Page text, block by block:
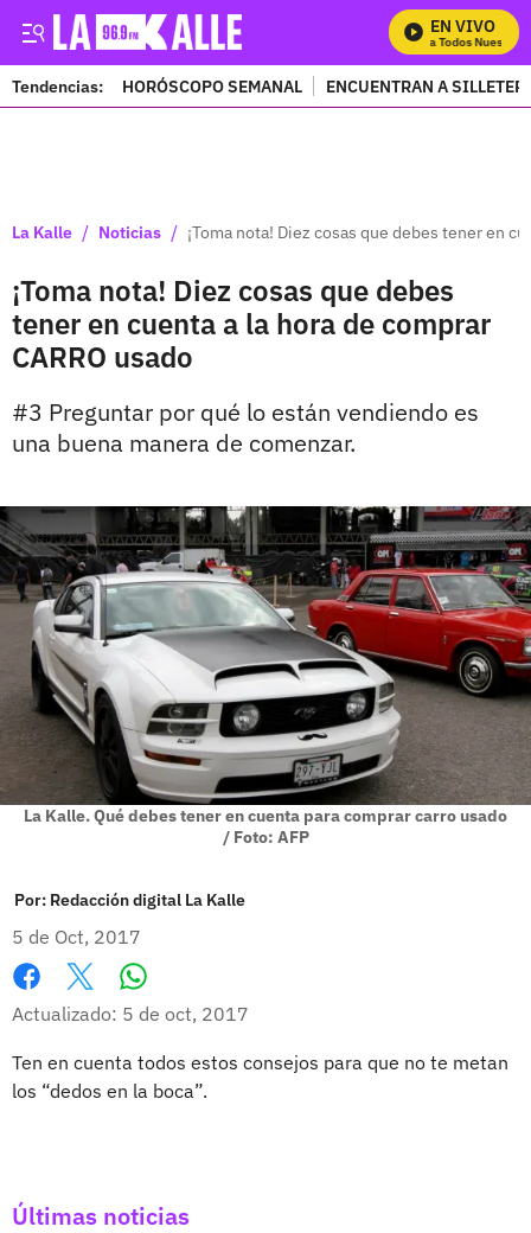
EN VIVO
Mira Todos Nuestros
Tendencias: HORÓSCOPO SEMANAL ENCUENTRAN A
La Kalle / Noticias / ¡Toma nota! Diez cosas que debes tener en
¡Toma nota! Diez cosas que debes
tener en cuenta a la hora de comprar
CARRO usado
#3 Preguntar por qué lo están vendiendo es
una buena manera de comenzar.
La Kalle. Qué debes tener en cuenta para comprar carro usado
/ Foto: AFP
Por: Redacción digital La Kalle
5 de Oct, 2017
Facebook
X
Actualizado: 5 de oct, 2017
Ten en cuenta todos estos consejos para que no te metan
los “dedos en la boca”.
Últimas noticias